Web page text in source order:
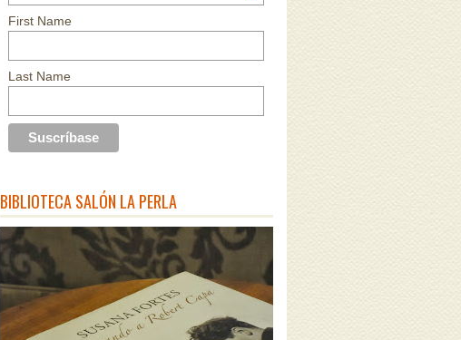
First Name
Last Name
BIBLIOTECA SALÓN LA PERLA